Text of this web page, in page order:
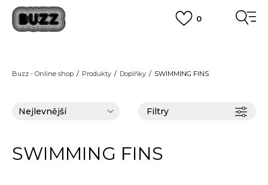
0
pro objednávky nad 2.500 Kč (neplatí pro Click&Collect)
Buzz - Online shop Produkty Doplňky SWIMMING FINS
Filtry
SWIMMING FINS